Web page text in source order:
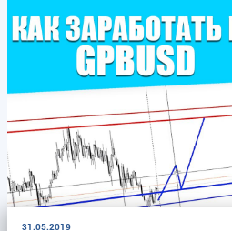
31.05.2019